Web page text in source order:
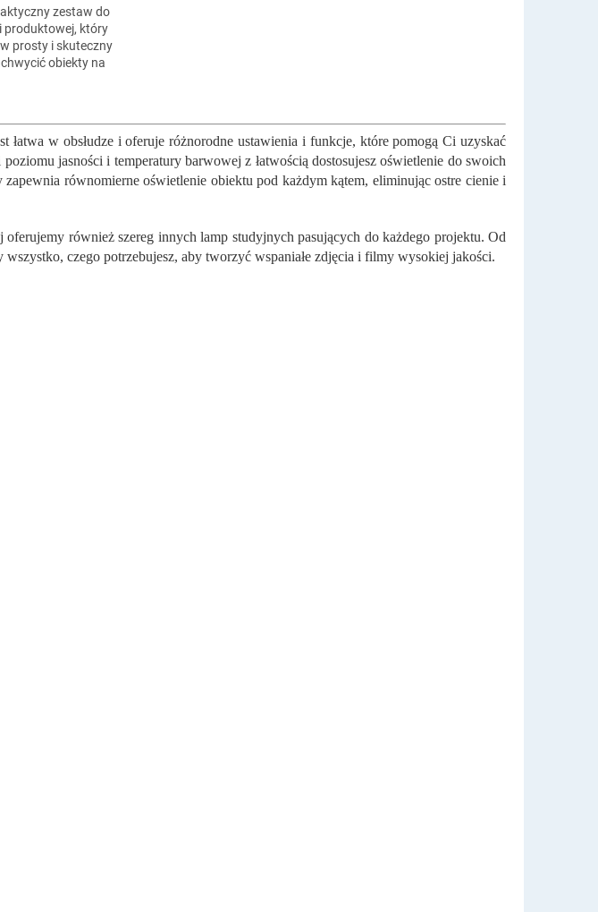
zestaw do
który
prosty i skuteczny
obiekty na
o
n
t
o
i
l
łatwa w obsłudze i oferuje różnorodne ustawienia i funkcje, które pomogą Ci uzyskać
jasności i temperatury barwowej z łatwością dostosujesz oświetlenie do swoich
zapewnia równomierne oświetlenie obiektu pod każdym kątem, eliminując ostre cienie i
oferujemy również szereg innych lamp studyjnych pasujących do każdego projektu. Od
czego potrzebujesz, aby tworzyć wspaniałe zdjęcia i filmy wysokiej jakości.